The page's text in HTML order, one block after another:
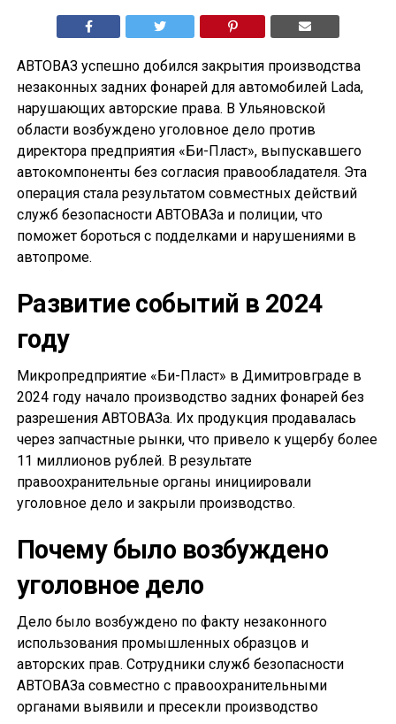
АВТОВАЗ успешно добился закрытия производства
незаконных задних фонарей для автомобилей Lada,
нарушающих авторские права. В Ульяновской
области возбуждено уголовное дело против
директора предприятия «Би-Пласт», выпускавшего
автокомпоненты без согласия правообладателя. Эта
операция стала результатом совместных действий
служб безопасности АВТОВАЗа и полиции, что
поможет бороться с подделками и нарушениями в
автопроме.
Развитие событий в 2024
году
Микропредприятие «Би-Пласт» в Димитровграде в
2024 году начало производство задних фонарей без
разрешения АВТОВАЗа. Их продукция продавалась
через запчастные рынки, что привело к ущербу более
11 миллионов рублей. В результате
правоохранительные органы инициировали
уголовное дело и закрыли производство.
Почему было возбуждено
уголовное дело
Дело было возбуждено по факту незаконного
использования промышленных образцов и
авторских прав. Сотрудники служб безопасности
АВТОВАЗа совместно с правоохранительными
органами выявили и пресекли производство